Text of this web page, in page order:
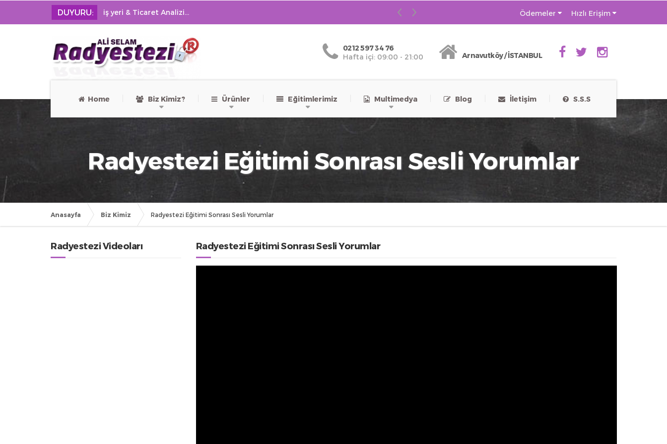
DUYURU: iş yeri & Ticaret Analizi... Ödemeler Hızlı Erişim
0212 597 34 76
Hafta içi: 09:00 - 21:00
Arnavutköy / İSTANBUL
Home Biz Kimiz? Ürünler Eğitimlerimiz Multimedya Blog İletişim S.S.S
Radyestezi Eğitimi Sonrası Sesli Yorumlar
Anasayfa Biz Kimiz Radyestezi Eğitimi Sonrası Sesli Yorumlar
Radyestezi Eğitimi Sonrası Sesli Yorumlar
Radyestezi Videoları